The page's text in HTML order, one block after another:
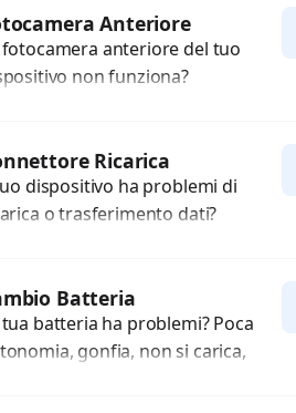
non funzionante,...
Anteriore
fotocamera anteriore del tuo
non funziona?
immagini sfocate, messa a...
Ricarica
dispositivo ha problemi di
o trasferimento dati?
danneggiati,...
Batteria
tua batteria ha problemi? Poca
gonfia, non si carica,